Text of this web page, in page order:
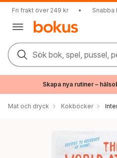
Fri frakt över 249 kr • Snabba
Sök bok, spel, pussel,
Skapa nya rutiner –
Mat och dryck Kokböcker